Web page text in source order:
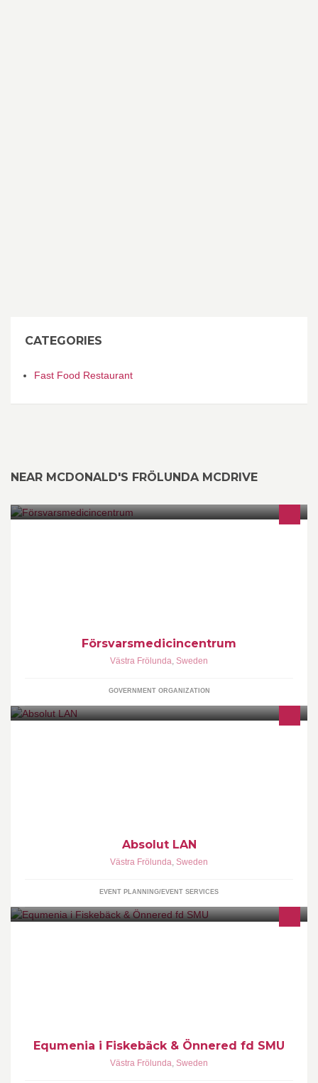
CATEGORIES
Fast Food Restaurant
NEAR MCDONALD'S FRÖLUNDA MCDRIVE
Försvarsmedicincentrum
Västra Frölunda, Sweden
GOVERNMENT ORGANIZATION
Absolut LAN
Västra Frölunda, Sweden
EVENT PLANNING/EVENT SERVICES
Equmenia i Fiskebäck & Önnered fd SMU
Västra Frölunda, Sweden